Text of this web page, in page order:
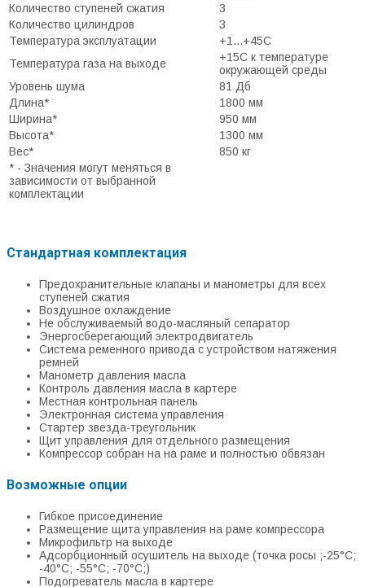
Количество ступеней сжатия
3
Количество цилиндров
3
Температура эксплуатации
+1...+45С
Температура газа на выходе
+15С к температуре
окружающей среды
Уровень шума
81 Дб
Длина*
1800 мм
Ширина*
950 мм
Высота*
1300 мм
Вес*
850 кг
* - Значения могут меняться в
зависимости от выбранной
комплектации
Стандартная комплектация
Предохранительные клапаны и манометры для всех
ступеней сжатия
Воздушное охлаждение
Не обслуживаемый водо-масляный сепаратор
Энергосберегающий электродвигатель
Система ременного привода с устройством натяжения
ремней
Манометр давления масла
Контроль давления масла в картере
Местная контрольная панель
Электронная система управления
Стартер звезда-треугольник
Щит управления для отдельного размещения
Компрессор собран на на раме и полностью обвязан
Возможные опции
Гибкое присоединение
Размещение щита управления на раме компрессора
Микрофильтр на выходе
Адсорбционный осушитель на выходе (точка росы ;-25°С;
-40°С; -55°С; -70°С;)
Подогреватель масла в картере